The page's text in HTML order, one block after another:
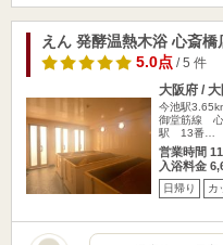
えん 発酵温熱木浴 心斎橋
5.0点/ 5 件
大阪府 /
今池駅
御堂筋線
駅 13番…
営業時間
入浴料金
日帰り カ